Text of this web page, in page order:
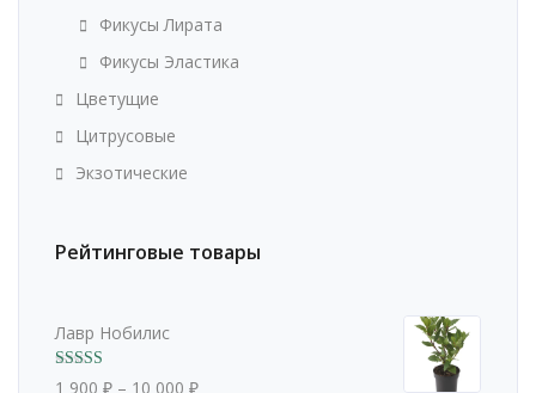
Фикусы Лирата
Фикусы Эластика
Цветущие
Цитрусовые
Экзотические
Рейтинговые товары
Лавр Нобилис
Оценка 5.00
1 900 ₽ – 10 000 ₽